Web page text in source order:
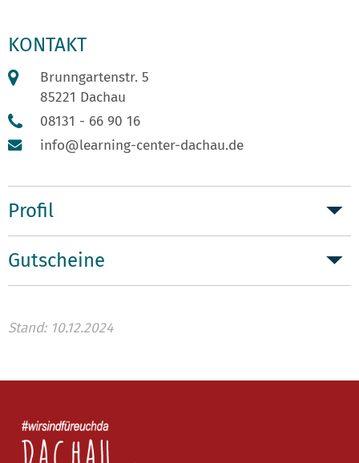
KONTAKT
Brunngartenstr. 5
85221 Dachau
08131 - 66 90 16
info@learning-center-dachau.de
Profil
Gutscheine
Stand: 10.12.2024